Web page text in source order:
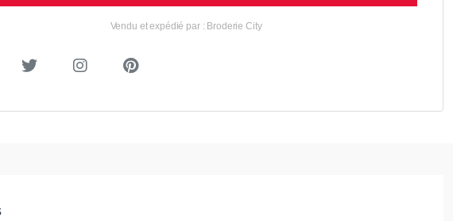
Vendu et expédié par : Broderie City